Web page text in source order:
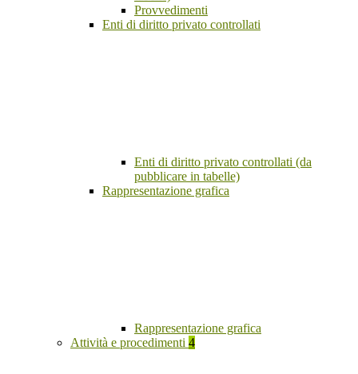
Provvedimenti
Enti di diritto privato controllati
Enti di diritto privato controllati (da
pubblicare in tabelle)
Rappresentazione grafica
Rappresentazione grafica
Attività e procedimenti 4